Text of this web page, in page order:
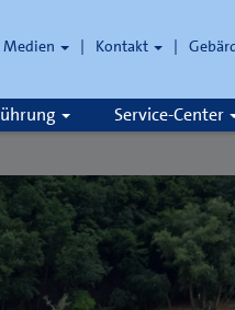
Medien Kontakt
Service-Center